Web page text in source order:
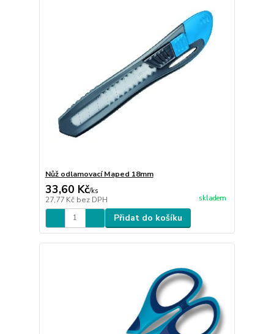
Nůž odlamovací Maped 18mm
33,60 Kč/ks
27,77 Kč bez DPH skladem
Přidat do košíku